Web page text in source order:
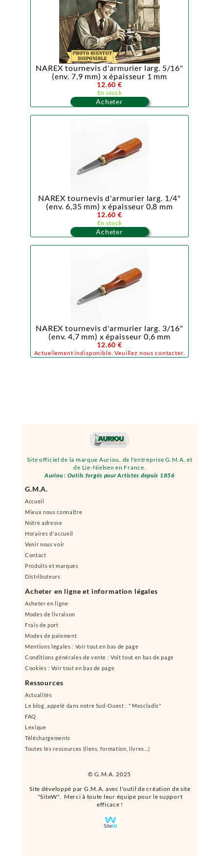
© G.M.A. 2025
Site officiel de la marque Auriou, de l'entreprise G.M.A. et
de Lie-Nielsen en France.
Auriou : Outils forgés pour Artistes depuis 1856
Site développé par G.M.A. avec l'outil de création de site
"SiteW". Merci à toute leur équipe pour le support
efficace !
G.M.A.
Accueil
Mieux nous connaître
Notre adresse
Horaires d'accueil
Venir nous voir
Contact
Produits et marques
Distributeurs
Acheter en ligne et information légales
Acheter en ligne
Modes de livraison
Frais de port
Modes de paiement
Mentions légales : Voir tout en bas de page
Conditions générales de vente : Voit tout en bas de page
Cookies : Voir tout en bas de page
Ressources
Actualités
Le blog, appelé dans notre Sud-Ouest : " Mescladis"
FAQ
Lexique
Téléchargements
Toutes les ressources (liens, formation, livres...)
NAREX tournevis d'armurier larg. 5/16"
(env. 7,9 mm) x épaisseur 1 mm
12.60 €
En stock
Acheter
NAREX tournevis d'armurier larg. 1/4"
(env. 6,35 mm) x épaisseur 0,8 mm
12.60 €
En stock
Acheter
NAREX tournevis d'armurier larg. 3/16"
(env. 4,7 mm) x épaisseur 0,6 mm
12.60 €
Actuellement indisponible. Veuillez nous contacter.